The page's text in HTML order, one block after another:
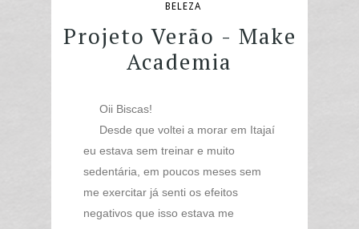
BELEZA
Projeto Verão - Make
Academia
Oii Biscas!
Desde que voltei a morar em Itajaí
eu estava sem treinar e muito
sedentária, em poucos meses sem
me exercitar já senti os efeitos
negativos que isso estava me